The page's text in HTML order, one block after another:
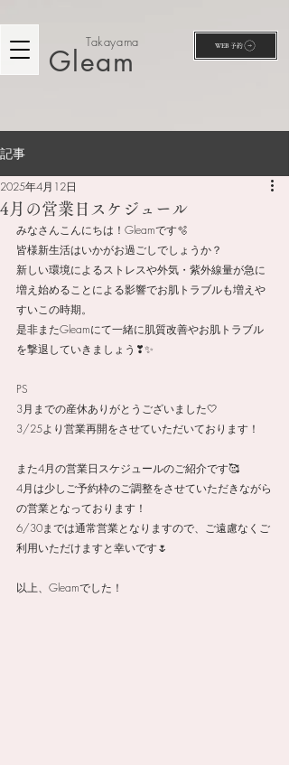
WEB予約
Gleam
Takayama
記事
4月の営業日スケジュール
2025年4月12日
みなさんこんにちは！Gleamです🫧
皆様新生活はいかがお過ごしでしょうか？
新しい環境によるストレスや外気・紫外線量が急に
増え始めることによる影響でお肌トラブルも増えや
すいこの時期。
是非またGleamにて一緒に肌質改善やお肌トラブル
を撃退していきましょう❣✨
PS
3月までの産休ありがとうございました🤍
3/25より営業再開をさせていただいております！
また4月の営業日スケジュールのご紹介です🥰
4月は少しご予約枠のご調整をさせていただきながら
の営業となっております！
6/30までは通常営業となりますので、ご遠慮なくご
利用いただけますと幸いです🌷
以上、Gleamでした！